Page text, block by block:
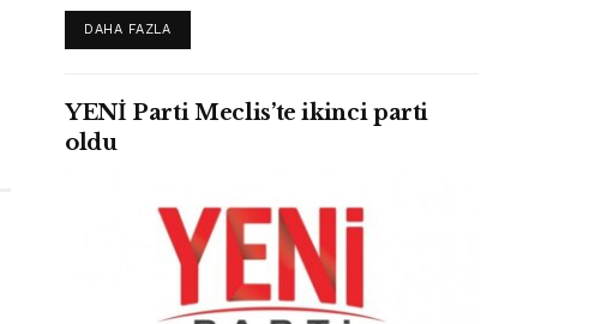
DAHA FAZLADETAILS
YENİ Parti Meclis’te ikinci parti
oldu